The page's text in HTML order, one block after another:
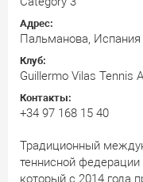
Адрес:
Пальманова, Испания
Клуб:
Guillermo Vilas Tennis
Контакты:
+34 97 168 15 40
Традиционный
теннисной федерации
который с 2014 года